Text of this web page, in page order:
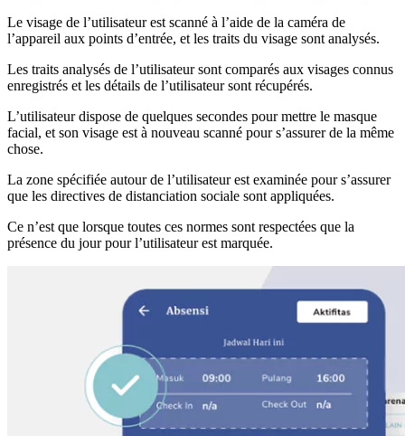
Le visage de l’utilisateur est scanné à l’aide de la caméra de
l’appareil aux points d’entrée, et les traits du visage sont analysés.
Les traits analysés de l’utilisateur sont comparés aux visages connus
enregistrés et les détails de l’utilisateur sont récupérés.
L’utilisateur dispose de quelques secondes pour mettre le masque
facial, et son visage est à nouveau scanné pour s’assurer de la même
chose.
La zone spécifiée autour de l’utilisateur est examinée pour s’assurer
que les directives de distanciation sociale sont appliquées.
Ce n’est que lorsque toutes ces normes sont respectées que la
présence du jour pour l’utilisateur est marquée.